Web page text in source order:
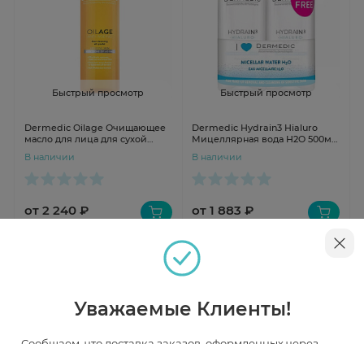
Быстрый просмотр
Dermedic Oilage Очищающее
масло для лица для сухой
В наличии
от 2 240 ₽
Быстрый просмотр
Dermedic Hydrain3 Hialuro
Мицеллярная вода H2O 500мл
В наличии
от 1 883 ₽
Уважаемые Клиенты!